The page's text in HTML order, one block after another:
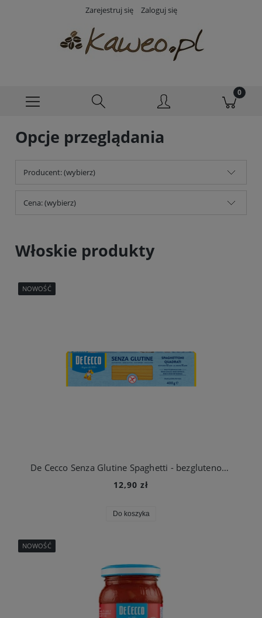
Zarejestruj się Zaloguj się
Opcje przeglądania
Producent: (wybierz)
Cena: (wybierz)
Włoskie produkty
De Cecco Senza Glutine Spaghetti - bezglutenowy makaron 400g
12,90 zł
Do koszyka
NOWOŚĆ
NOWOŚĆ